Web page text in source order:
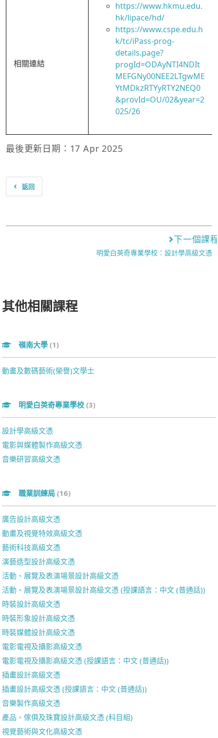
相關連結
https://www.hkmu.edu.
hk/lipace/hd/
https://www.cspe.edu.h
k/tc/iPass-prog-
details.page?
progId=ODAyNTI4NDIt
MEFGNy00NEE2LTgwME
YtMDkzRTYyRTY2NEQ0
&provId=OU/02&year=2
025/26
最後更新日期：17 Apr 2025
返回
下一個課
明愛白英奇專業學校：設計學高級文憑
其他相關課程
嶺南大學 (1)
動畫及數碼藝術(榮譽)文學士
明愛白英奇專業學校 (3)
設計學高級文憑
電影與媒體製作高級文憑
音樂研習高級文憑
職業訓練局 (16)
廣告設計高級文憑
動畫及視覺特效高級文憑
藝術科技高級文憑
演藝造型設計高級文憑
活動、展覽及表演場景設計高級文憑
活動、展覽及表演場景設計高級文憑 (授課語言：中文 (普通話))
時裝設計高級文憑
時裝形象設計高級文憑
時裝媒體設計高級文憑
電影電視及攝影高級文憑
電影電視及攝影高級文憑 (授課語言：中文 (普通話))
插畫設計高級文憑
插畫設計高級文憑 (授課語言：中文 (普通話))
音樂製作高級文憑
產品、傢俱及珠寶設計高級文憑 (科目組)
視覺藝術與文化高級文憑